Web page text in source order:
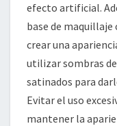
efecto artificial.
base de maquillaje
crear una
utilizar sombras
satinados para
Evitar el uso
mantener la